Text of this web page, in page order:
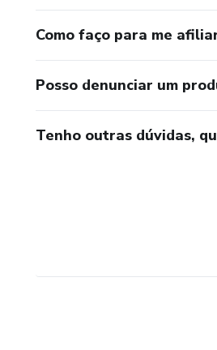
Como faço para me
Posso denunciar um
Tenho outras dúvidas,